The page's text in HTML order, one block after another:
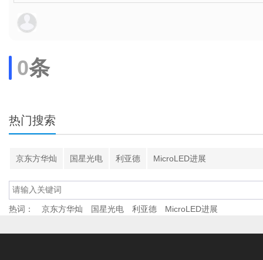
0条
热门搜索
京东方华灿 国星光电 利亚德 MicroLED进展
热词： 京东方华灿 国星光电 利亚德 MicroLED进展